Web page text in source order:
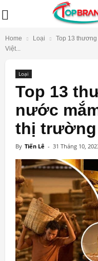
Home Loại
Top 13
Việt...
Loại
Top 13
nước
thị trường
By Tiến Lê - 31 Tháng 10,